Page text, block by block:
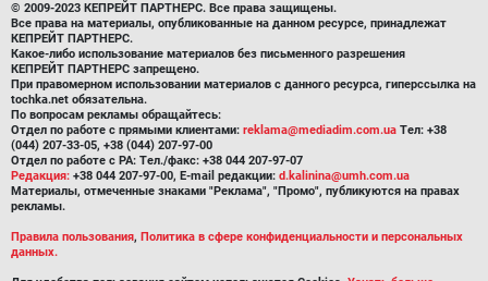
© 2009-2023 КЕПРЕЙТ ПАРТНЕРС. Все права защищены.
Все права на материалы, опубликованные на данном ресурсе, принадлежат
КЕПРЕЙТ ПАРТНЕРС.
Какое-либо использование материалов без письменного разрешения
КЕПРЕЙТ ПАРТНЕРС запрещено.
При правомерном использовании материалов с данного ресурса, гиперссылка на
tochka.net обязательна.
По вопросам рекламы обращайтесь:
Отдел по работе с прямыми клиентами: reklama@mediadim.com.ua Тел: +38
(044) 207-33-05, +38 (044) 207-97-00
Отдел по работе с РА: Тел./факс: +38 044 207-97-07
Редакция: +38 044 207-97-00, E-mail редакции: d.kalinina@umh.com.ua
Материалы, отмеченные знаками "Реклама", "Промо", публикуются на правах
рекламы.
Правила пользования, Политика в сфере конфиденциальности и персональных
данных.